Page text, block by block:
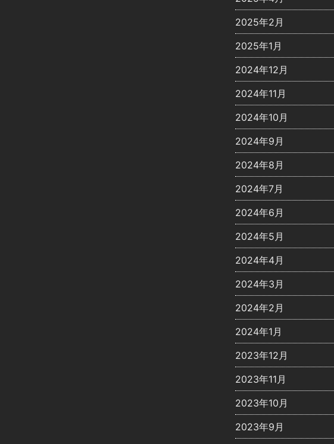
2025年2月
2025年1月
2024年12月
2024年11月
2024年10月
2024年9月
2024年8月
2024年7月
2024年6月
2024年5月
2024年4月
2024年3月
2024年2月
2024年1月
2023年12月
2023年11月
2023年10月
2023年9月